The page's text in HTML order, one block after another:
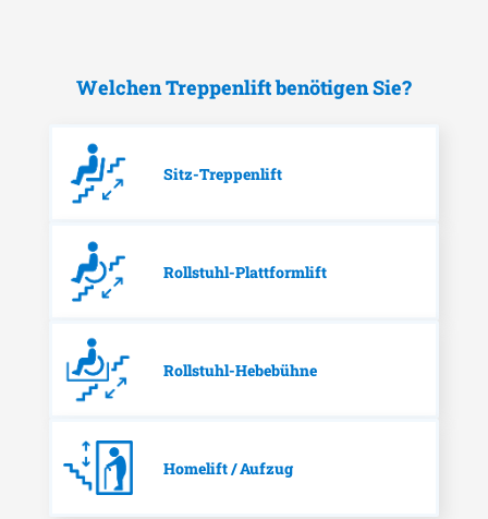
Welchen Treppenlift benötigen Sie?
Sitz-Treppenlift
Rollstuhl-Plattformlift
Rollstuhl-Hebebühne
Homelift / Aufzug